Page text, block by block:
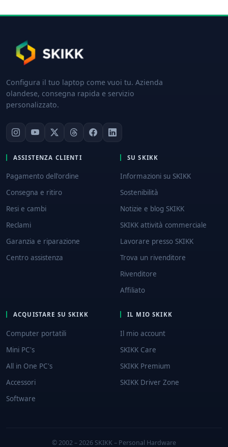
Configura il tuo laptop come vuoi tu. Azienda
olandese, consegna rapida e servizio
personalizzato.
ASSISTENZA CLIENTI
Pagamento dell'ordine
Consegna e ritiro
Resi e cambi
Reclami
Garanzia e riparazione
Centro assistenza
SU SKIKK
Informazioni su SKIKK
Sostenibilità
Notizie e blog SKIKK
SKIKK attività commerciale
Lavorare presso SKIKK
Trova un rivenditore
Rivenditore
Affiliato
ACQUISTARE SU SKIKK
Computer portatili
Mini PC's
All in One PC's
Accessori
Software
IL MIO SKIKK
Il mio account
SKIKK Care
SKIKK Premium
SKIKK Driver Zone
© 2002 – 2026 SKIKK – Personal Hardware